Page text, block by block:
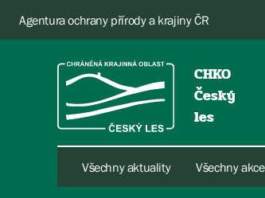
Agentura ochrany přírody a krajiny ČR
CHKO
Český
les
Všechny aktuality Všechny akce